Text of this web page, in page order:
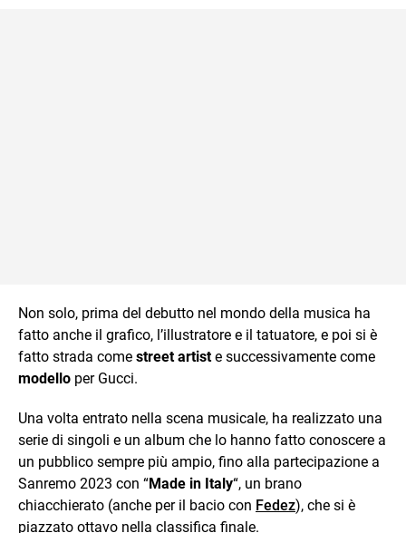
Non solo, prima del debutto nel mondo della musica ha
fatto anche il grafico, l’illustratore e il tatuatore, e poi si è
fatto strada come street artiste successivamente come
modello per Gucci.
Una volta entrato nella scena musicale, ha realizzato una
serie di singoli e un album che lo hanno fatto conoscere a
un pubblico sempre più ampio, fino alla partecipazione a
Sanremo 2023 con “Made in Italy“, un brano
chiacchierato (anche per il bacio con Fedez), che si è
piazzato ottavo nella classifica finale.